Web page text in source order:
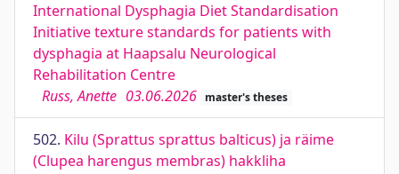
International Dysphagia Diet Standardisation
Initiative texture standards for patients with
dysphagia at Haapsalu Neurological
Rehabilitation Centre
Russ, Anette 03.06.2026 master's theses
502. Kilu (Sprattus sprattus balticus) ja räime
(Clupea harengus membras) hakkliha